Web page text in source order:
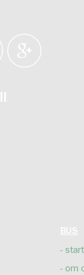
BUS
start
om